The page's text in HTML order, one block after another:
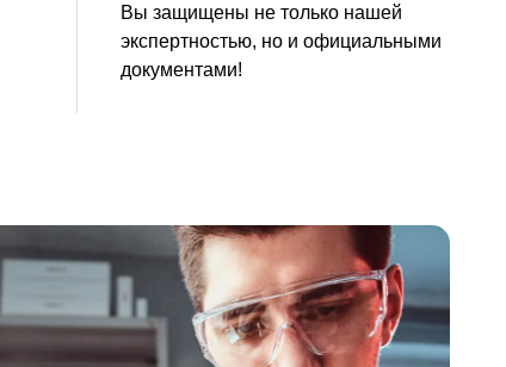
Вы защищены не только нашей
экспертностью, но и официальными
документами!